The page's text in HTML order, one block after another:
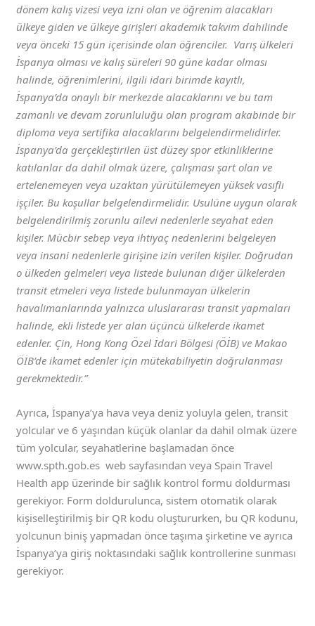
dönem kalış vizesi veya izni olan ve öğrenim alacakları
ülkeye giden ve ülkeye girişleri akademik takvim dahilinde
veya önceki 15 gün içerisinde olan öğrenciler. Varış ülkeleri
İspanya olması ve kalış süreleri 90 güne kadar olması
halinde, öğrenimlerini, ilgili idari birimde kayıtlı,
İspanya’da onaylı bir merkezde alacaklarını ve bu tam
zamanlı ve devam zorunluluğu olan program akabinde bir
diploma veya sertifika alacaklarını belgelendirmelidirler.
İspanya’da gerçekleştirilen üst düzey spor etkinliklerine
katılanlar da dahil olmak üzere, çalışması şart olan ve
ertelenemeyen veya uzaktan yürütülemeyen yüksek vasıflı
işçiler. Bu koşullar belgelendirmelidir. Usulüne uygun olarak
belgelendirilmiş zorunlu ailevi nedenlerle seyahat eden
kişiler. Mücbir sebep veya ihtiyaç nedenlerini belgeleyen
veya insani nedenlerle girişine izin verilen kişiler. Doğrudan
o ülkeden gelmeleri veya listede bulunan diğer ülkelerden
transit etmeleri veya listede bulunmayan ülkelerin
havalimanlarında yalnızca uluslararası transit yapmaları
halinde, ekli listede yer alan üçüncü ülkelerde ikamet
edenler. Çin, Hong Kong Özel İdari Bölgesi (ÖİB) ve Makao
ÖİB’de ikamet edenler için mütekabiliyetin doğrulanması
gerekmektedir.”
Ayrıca, İspanya’ya hava veya deniz yoluyla gelen, transit
yolcular ve 6 yaşından küçük olanlar da dahil olmak üzere
tüm yolcular, seyahatlerine başlamadan önce
www.spth.gob.es web sayfasından veya Spain Travel
Health app üzerinde bir sağlık kontrol formu doldurması
gerekiyor. Form doldurulunca, sistem otomatik olarak
kişiselleştirilmiş bir QR kodu oluştururken, bu QR kodunu,
yolcunun biniş yapmadan önce taşıma şirketine ve ayrıca
İspanya’ya giriş noktasındaki sağlık kontrollerine sunması
gerekiyor.